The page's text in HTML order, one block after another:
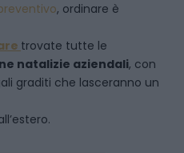
, ordinare è
trovate tutte le
natalizie aziendali, con
graditi che lasceranno un